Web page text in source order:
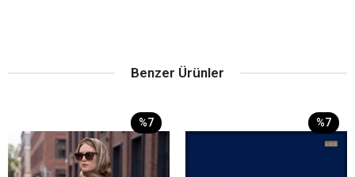
Benzer Ürünler
%7 %7